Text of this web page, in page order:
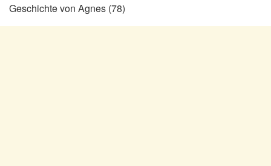
Geschichte von Agnes (78)